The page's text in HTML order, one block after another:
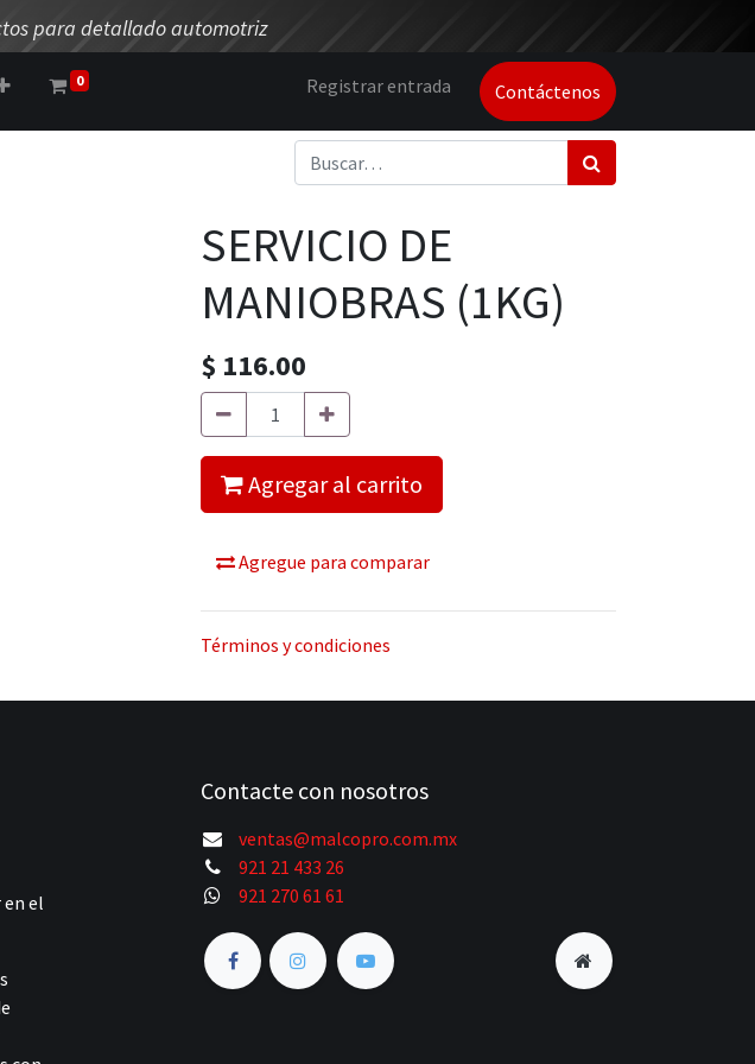
para detallado automotriz
0 Registrar entrada Contáctenos
SERVICIO DE
MANIOBRAS (1KG)
$ 116.00
Agregar al carrito
Agregue para comparar
Términos y condiciones
el
Contacte con nosotros
ventas@malcopro.com.mx
921 21 433 26
921 270 61 61